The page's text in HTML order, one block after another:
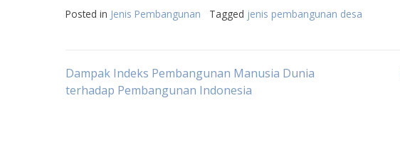
Posted in Jenis Pembangunan Tagged jenis pembangunan desa
Post
Dampak Indeks Pembangunan Manusia Dunia
terhadap Pembangunan Indonesia